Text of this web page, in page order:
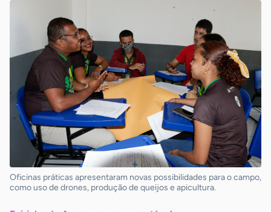
Oficinas práticas apresentaram novas possibilidades para o campo,
como uso de drones, produção de queijos e apicultura.